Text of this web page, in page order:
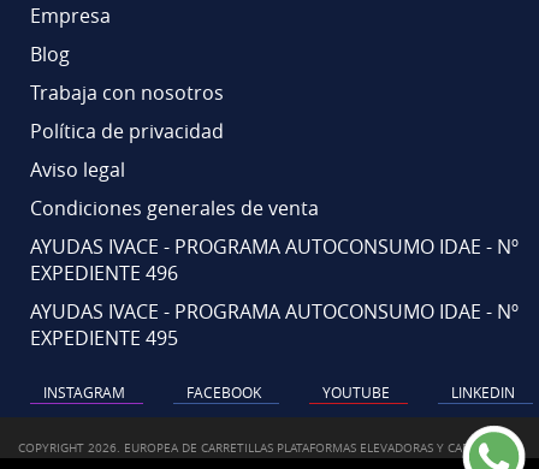
Empresa
Blog
Trabaja con nosotros
Política de privacidad
Aviso legal
Condiciones generales de venta
AYUDAS IVACE - PROGRAMA AUTOCONSUMO IDAE - Nº
EXPEDIENTE 496
AYUDAS IVACE - PROGRAMA AUTOCONSUMO IDAE - Nº
EXPEDIENTE 495
INSTAGRAM FACEBOOK YOUTUBE LINKEDIN
COPYRIGHT 2026. EUROPEA DE CARRETILLAS PLATAFORMAS ELEVADORAS Y CARRETILLA.